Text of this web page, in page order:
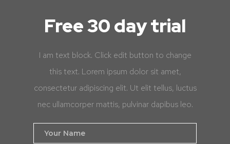
Free 30 day trial
I am text block. Click edit button to change
this text. Lorem ipsum dolor sit amet,
consectetur adipiscing elit. Ut elit tellus, luctus
nec ullamcorper mattis, pulvinar dapibus leo.